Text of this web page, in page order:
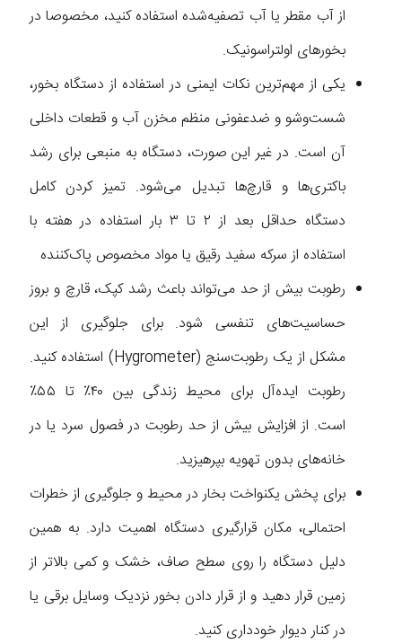
از آب مقطر یا آب تصفیه‌شده استفاده کنید، مخصوصا در
بخورهای اولتراسونیک.
یکی از مهم‌ترین نکات ایمنی در استفاده از دستگاه بخور،
شست‌وشو و ضدعفونی منظم مخزن آب و قطعات داخلی
آن است. در غیر این صورت، دستگاه به منبعی برای رشد
باکتری‌ها و قارچ‌ها تبدیل می‌شود. تمیز کردن کامل
دستگاه حداقل بعد از ۲ تا ۳ بار استفاده در هفته با
استفاده از سرکه سفید رقیق یا مواد مخصوص پاک‌کننده
رطوبت بیش از حد می‌تواند باعث رشد کپک، قارچ و بروز
حساسیت‌های تنفسی شود. برای جلوگیری از این
مشکل از یک رطوبت‌سنج (Hygrometer) استفاده کنید.
رطوبت ایده‌آل برای محیط زندگی بین ۴۰٪ تا ۵۵٪
است. از افزایش بیش از حد رطوبت در فصول سرد یا در
خانه‌های بدون تهویه بپرهیزید.
برای پخش یکنواخت بخار در محیط و جلوگیری از خطرات
احتمالی، مکان قرارگیری دستگاه اهمیت دارد. به همین
دلیل دستگاه را روی سطح صاف، خشک و کمی بالاتر از
زمین قرار دهید و از قرار دادن بخور نزدیک وسایل برقی یا
در کنار دیوار خودداری کنید.